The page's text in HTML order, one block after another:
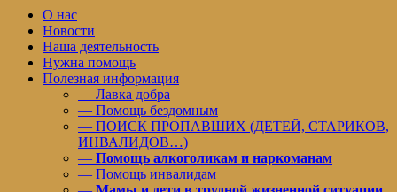
О нас
Новости
Наша деятельность
Нужна помощь
Полезная информация
— Лавка добра
— Помощь бездомным
— ПОИСК ПРОПАВШИХ (ДЕТЕЙ, СТАРИКОВ,
ИНВАЛИДОВ…)
— Помощь алкоголикам и наркоманам
— Помощь инвалидам